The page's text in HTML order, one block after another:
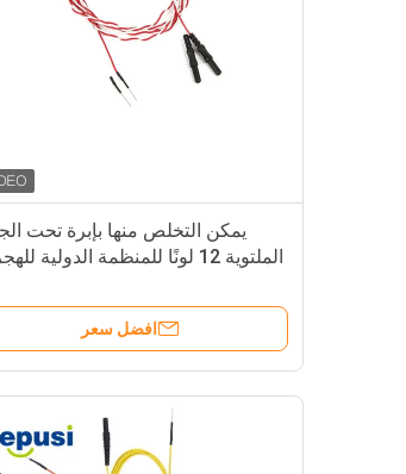
يمكن التخلص منها بإبرة تحت
الملتوية 12 لونًا للمنظمة الدولية للهجرة
افضل سعر